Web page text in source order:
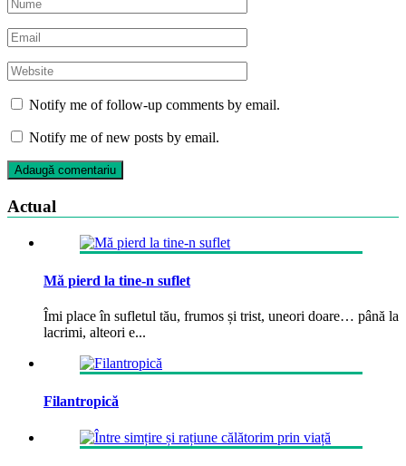
Notify me of follow-up comments by email.
Notify me of new posts by email.
Actual
Mă pierd la tine-n suflet
Îmi place în sufletul tău, frumos și trist, uneori doare… până la
lacrimi, alteori e...
Filantropică